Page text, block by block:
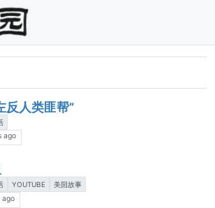
反人类匪帮”
ago
YOUTUBE 美囶故事
ago